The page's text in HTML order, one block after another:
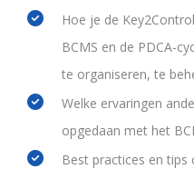
Hoe je de
BCMS en de PDCA-
te organiseren, te
Welke ervaringen
opgedaan met het
Best practices en